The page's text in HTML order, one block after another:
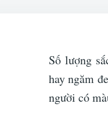
Số lượng
hay ngăm
người có